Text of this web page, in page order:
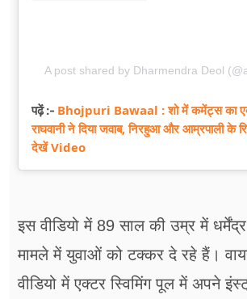
A post shared by Dharmendra Deol
पढ़ें :- Bhojpuri Bawaal : शो में कमेंट्स का
राघवानी ने दिया जवाब, निरहुआ और आम्रपाली के
देखें Video
इस वीडियो में 89 साल की उम्र में
मामले में युवाओं को टक्कर दे रहे हैं।
वीडियो में एक्टर स्विमिंग पूल में अपने